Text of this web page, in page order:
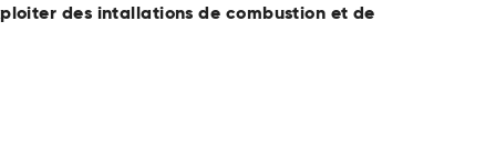
des intallations de combustion et de